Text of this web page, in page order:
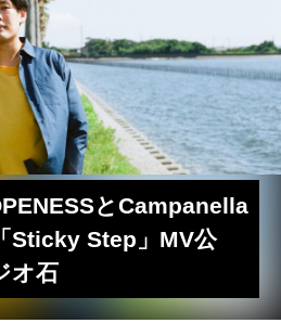
とCampanella
Sticky Step」MV公
オ石